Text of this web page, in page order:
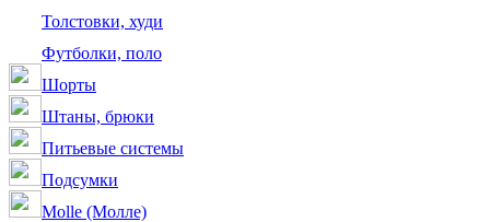
Толстовки, худи
Футболки, поло
Шорты
Штаны, брюки
Питьевые системы
Подсумки
Molle (Молле)